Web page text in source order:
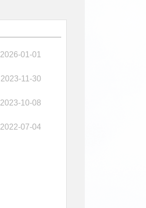
2026-01-01
2023-11-30
2023-10-08
2022-07-04